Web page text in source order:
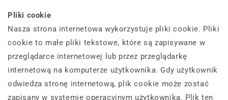
Pliki cookie
Nasza strona internetowa wykorzystuje pliki cookie. Pliki
cookie to małe pliki tekstowe, które są zapisywane w
przeglądarce internetowej lub przez przeglądarkę
internetową na komputerze użytkownika. Gdy użytkownik
odwiedza stronę internetową, plik cookie może zostać
zapisany w systemie operacyjnym użytkownika. Plik ten